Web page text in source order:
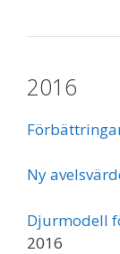
2016
Ny
Djurmodell
2016